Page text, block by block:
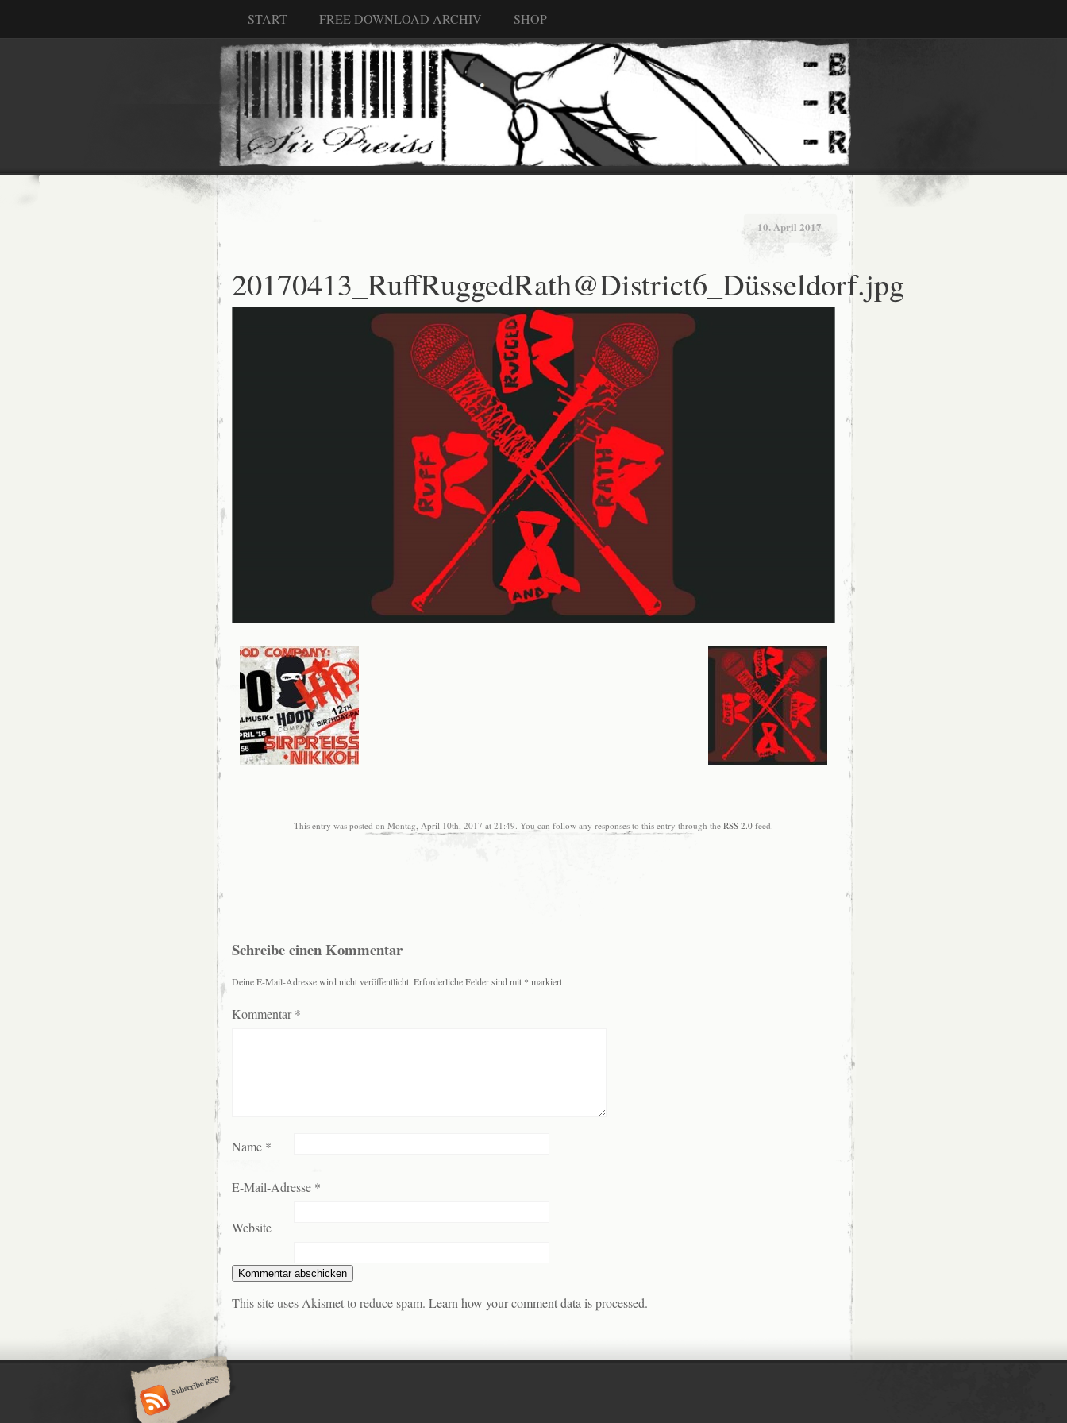
START FREE DOWNLOAD ARCHIV SHOP
10. April 2017
20170413_RuffRuggedRath@District6_Düsseldorf.jpg
This entry was posted on Montag, April 10th, 2017 at 21:49. You can follow any responses to this entry through the RSS 2.0 feed.
Schreibe einen Kommentar
Deine E-Mail-Adresse wird nicht veröffentlicht. Erforderliche Felder sind mit * markiert
Kommentar*
Name *
E-Mail-Adresse *
Website
This site uses Akismet to reduce spam. Learn how your comment data is processed.